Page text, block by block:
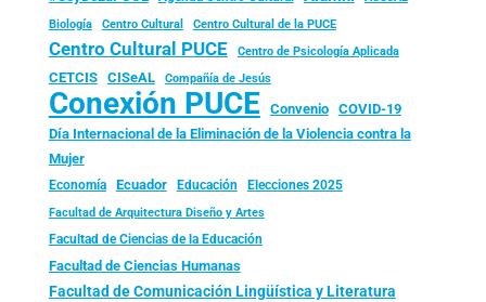
Biología
Centro Cultural Centro Cultural de la PUCE
Centro Cultural PUCE Centro de Psicología Aplicada
CETCIS CISeAL Compañía de Jesús
Conexión PUCE Convenio
COVID-19
Día Internacional de la Eliminación de la Violencia contra la
Mujer
Economía Ecuador Educación Elecciones 2025
Facultad de Arquitectura Diseño y Artes
Facultad de Ciencias de la Educación
Facultad de Ciencias Humanas
Facultad de Comunicación Lingüística y Literatura